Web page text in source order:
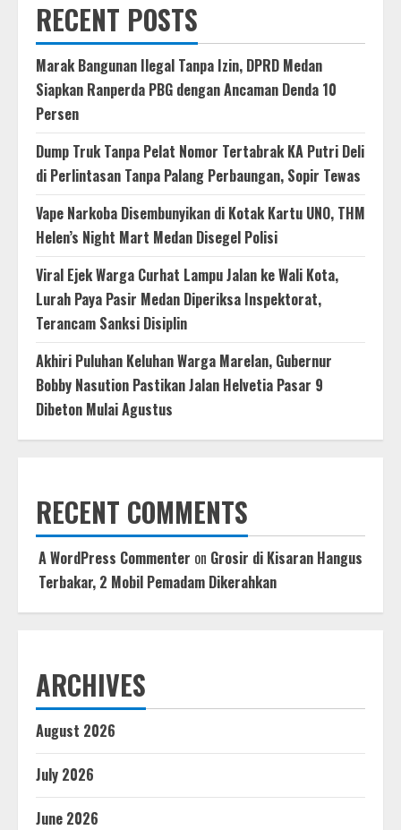
RECENT POSTS
Marak Bangunan Ilegal Tanpa Izin, DPRD Medan
Siapkan Ranperda PBG dengan Ancaman Denda 10
Persen
Dump Truk Tanpa Pelat Nomor Tertabrak KA Putri Deli
di Perlintasan Tanpa Palang Perbaungan, Sopir Tewas
Vape Narkoba Disembunyikan di Kotak Kartu UNO, THM
Helen’s Night Mart Medan Disegel Polisi
Viral Ejek Warga Curhat Lampu Jalan ke Wali Kota,
Lurah Paya Pasir Medan Diperiksa Inspektorat,
Terancam Sanksi Disiplin
Akhiri Puluhan Keluhan Warga Marelan, Gubernur
Bobby Nasution Pastikan Jalan Helvetia Pasar 9
Dibeton Mulai Agustus
RECENT COMMENTS
A WordPress Commenter on Grosir di Kisaran Hangus
Terbakar, 2 Mobil Pemadam Dikerahkan
ARCHIVES
August 2026
July 2026
June 2026